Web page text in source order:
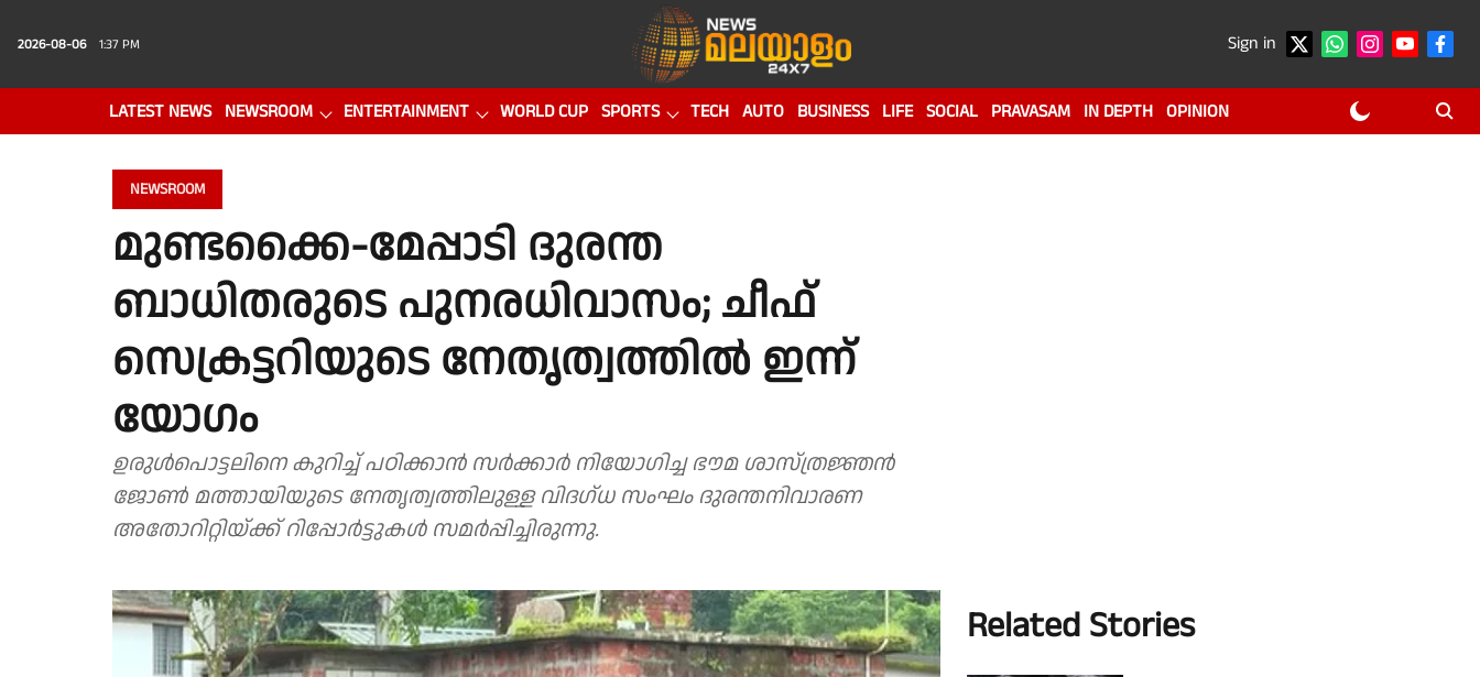
2026-08-06 1:37 PM Sign in
LATEST NEWS NEWSROOM ENTERTAINMENT WORLD CUP SPORTS TECH AUTO BUSINESS LIFE SOCIAL PRAVASAM IN DEPTH OPINION
NEWSROOM
മുണ്ടക്കൈ-മേപ്പാടി ദുരന്ത
ബാധിതരുടെ പുനരധിവാസം; ചീഫ്
സെക്രട്ടറിയുടെ നേതൃത്വത്തിൽ ഇന്ന്
യോഗം
ഉരുൾപൊട്ടലിനെ കുറിച്ച് പഠിക്കാന്‍ സർക്കാർ നിയോഗിച്ച ഭൗമ ശാസ്ത്രജ്ഞന്‍
ജോൺ മത്തായിയുടെ നേതൃത്വത്തിലുള്ള വിദഗ്ധ സംഘം ദുരന്തനിവാരണ
അതോറിറ്റിയ്ക്ക് റിപ്പോർട്ടുകൾ സമർപ്പിച്ചിരുന്നു.
Related Stories